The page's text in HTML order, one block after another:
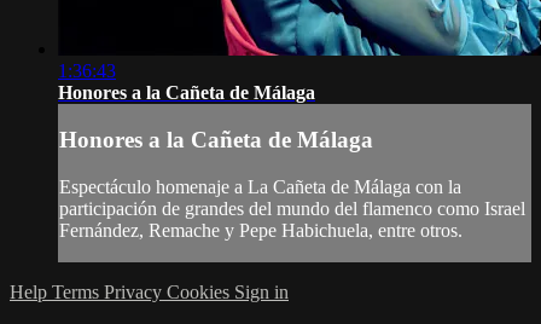
1:36:43
Honores a la Cañeta de Málaga
Honores a la Cañeta de Málaga
Espectáculo homenaje a La Cañeta de Málaga con la
participación de grandes del mundo del flamenco como Israel
Fernández, Remache y Pepe Habichuela, entre otros.
Help Terms Privacy Cookies Sign in